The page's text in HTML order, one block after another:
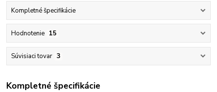
Kompletné špecifikácie
Hodnotenie 15
Súvisiaci tovar 3
Kompletné špecifikácie